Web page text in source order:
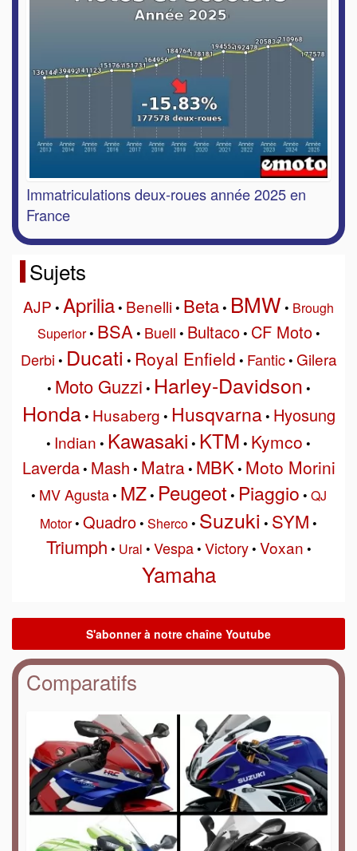
Immatriculations deux-roues année 2025 en
France
Sujets
AJP • Aprilia• Benelli• Beta• BMW • Brough
Superior• BSA• Buell • Bultaco• CF Moto•
Derbi • Ducati • Royal Enfield • Fantic• Gilera
• Moto Guzzi • Harley-Davidson •
Honda• Husaberg • Husqvarna• Hyosung
• Indian • Kawasaki • KTM • Kymco •
Laverda• Mash • Matra• MBK• Moto Morini
• MV Agusta• MZ• Peugeot • Piaggio • QJ
Motor• Quadro• Sherco• Suzuki • SYM •
Triumph • Ural • Vespa• Victory• Voxan •
Yamaha
Comparatifs